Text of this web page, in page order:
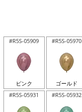
#R5S-05909
ピンク
#R5S-05970
ゴールド
#R5S-05931
#R5S-05932